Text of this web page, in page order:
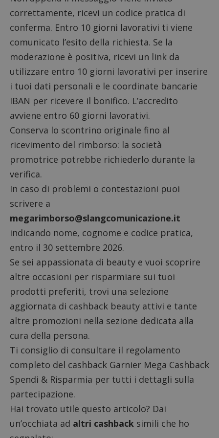
correttamente, ricevi un codice pratica di
conferma. Entro 10 giorni lavorativi ti viene
comunicato l’esito della richiesta. Se la
moderazione è positiva, ricevi un link da
utilizzare entro 10 giorni lavorativi per inserire
i tuoi dati personali e le coordinate bancarie
IBAN per ricevere il bonifico. L’accredito
avviene entro 60 giorni lavorativi.
Conserva lo scontrino originale fino al
ricevimento del rimborso: la società
promotrice potrebbe richiederlo durante la
verifica.
In caso di problemi o contestazioni puoi
scrivere a
megarimborso@slangcomunicazione.it
indicando nome, cognome e codice pratica,
entro il 30 settembre 2026.
Se sei appassionata di beauty e vuoi scoprire
altre occasioni per risparmiare sui tuoi
prodotti preferiti, trovi una selezione
aggiornata di cashback beauty attivi e tante
altre promozioni nella sezione dedicata alla
cura della persona.
Ti consiglio di consultare il regolamento
completo del cashback Garnier Mega Cashback
Spendi & Risparmia per tutti i dettagli sulla
partecipazione.
Hai trovato utile questo articolo? Dai
un’occhiata ad altri cashback simili che ho